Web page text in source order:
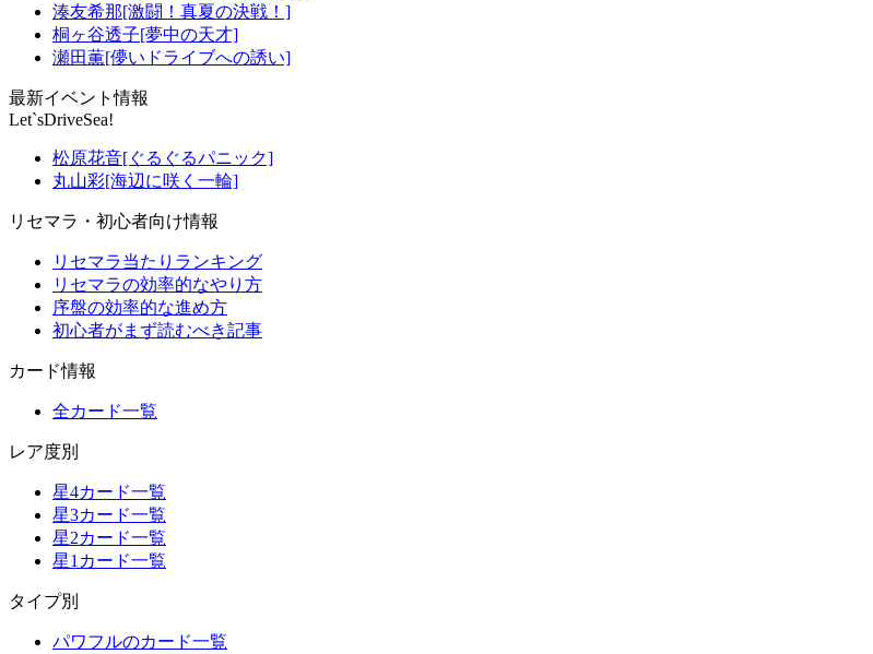
湊友希那[激闘！真夏の決戦！]
桐ヶ谷透子[夢中の天才]
瀬田薫[儚いドライブへの誘い]
最新イベント情報
Let`sDriveSea!
松原花音[ぐるぐるパニック]
丸山彩[海辺に咲く一輪]
リセマラ・初心者向け情報
リセマラ当たりランキング
リセマラの効率的なやり方
序盤の効率的な進め方
初心者がまず読むべき記事
カード情報
全カード一覧
レア度別
星4カード一覧
星3カード一覧
星2カード一覧
星1カード一覧
タイプ別
パワフルのカード一覧